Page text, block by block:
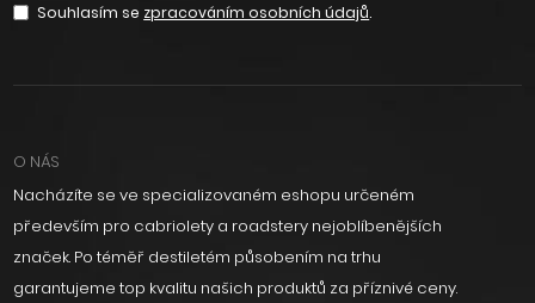
Souhlasím se zpracováním osobních údajů.
O NÁS
Nacházíte se ve specializovaném eshopu určeném
především pro cabriolety a roadstery nejoblíbenějších
značek. Po téměř destiletém působením na trhu
garantujeme top kvalitu našich produktů za příznivé ceny.